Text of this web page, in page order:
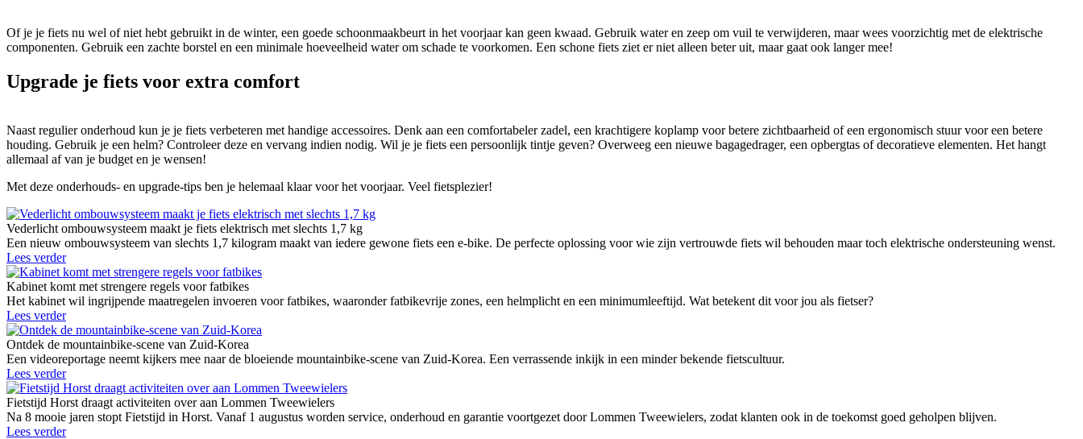
Of je je fiets nu wel of niet hebt gebruikt in de winter, een goede schoonmaakbeurt in het voorjaar kan geen kwaad. Gebruik water en zeep om vuil te verwijderen, maar wees voorzichtig met de elektrische
componenten. Gebruik een zachte borstel en een minimale hoeveelheid water om schade te voorkomen. Een schone fiets ziet er niet alleen beter uit, maar gaat ook langer mee!
Upgrade je fiets voor extra comfort
Naast regulier onderhoud kun je je fiets verbeteren met handige accessoires. Denk aan een comfortabeler zadel, een krachtigere koplamp voor betere zichtbaarheid of een ergonomisch stuur voor een betere
houding. Gebruik je een helm? Controleer deze en vervang indien nodig. Wil je je fiets een persoonlijk tintje geven? Overweeg een nieuwe bagagedrager, een opbergtas of decoratieve elementen. Het hangt
allemaal af van je budget en je wensen!
Met deze onderhouds- en upgrade-tips ben je helemaal klaar voor het voorjaar. Veel fietsplezier!
Vederlicht ombouwsysteem maakt je fiets elektrisch met slechts 1,7 kg
Een nieuw ombouwsysteem van slechts 1,7 kilogram maakt van iedere gewone fiets een e-bike. De perfecte oplossing voor wie zijn vertrouwde fiets wil behouden maar toch elektrische ondersteuning wenst.
Lees verder
Kabinet komt met strengere regels voor fatbikes
Het kabinet wil ingrijpende maatregelen invoeren voor fatbikes, waaronder fatbikevrije zones, een helmplicht en een minimumleeftijd. Wat betekent dit voor jou als fietser?
Lees verder
Ontdek de mountainbike-scene van Zuid-Korea
Een videoreportage neemt kijkers mee naar de bloeiende mountainbike-scene van Zuid-Korea. Een verrassende inkijk in een minder bekende fietscultuur.
Lees verder
Fietstijd Horst draagt activiteiten over aan Lommen Tweewielers
Na 8 mooie jaren stopt Fietstijd in Horst. Vanaf 1 augustus worden service, onderhoud en garantie voortgezet door Lommen Tweewielers, zodat klanten ook in de toekomst goed geholpen blijven.
Lees verder